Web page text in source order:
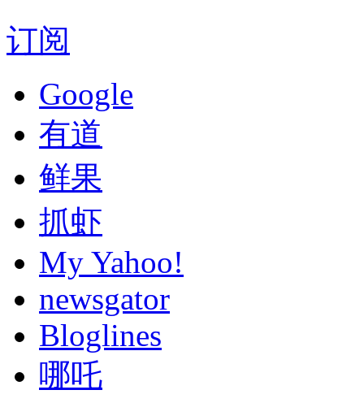
订阅
Google
有道
鲜果
抓虾
My Yahoo!
newsgator
Bloglines
哪吒